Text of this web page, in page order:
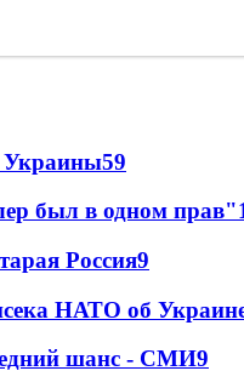
Украины59
был в одном прав"
Россия9
НАТО об
шанс - СМИ9